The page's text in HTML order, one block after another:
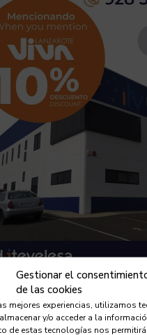
Gestionar el
de las cookies
mejores experiencias, utilizamos
y/o acceder a la
de estas tecnologías nos